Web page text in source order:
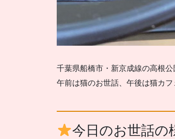
千葉県船橋市・新京成線の高根
午前は猫のお世話、午後は猫カフ
今日のお世話の